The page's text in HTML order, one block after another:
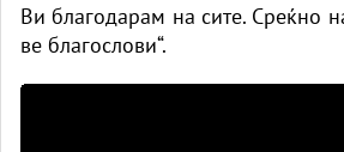
Ви благодарам на сите. Среќно
ве благослови“.